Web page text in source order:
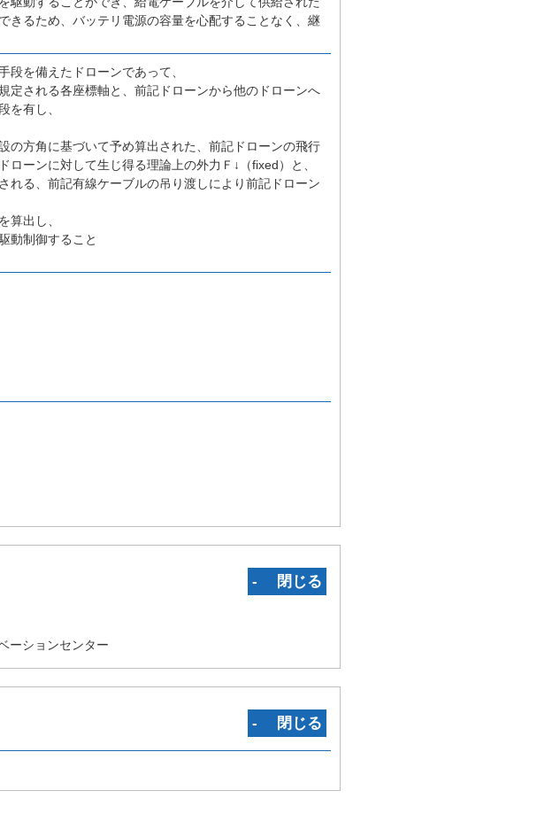
きるため、バッテリ電源の容量を心配することなく、継
を備えたドローンであって、
定される各座標軸と、前記ドローンから他のドローンへ
を有し、
の方角に基づいて予め算出された、前記ドローンの飛行
ーンに対して生じ得る理論上の外力Ｆ↓（fixed）と、
れる、前記有線ケーブルの吊り渡しにより前記ドローン
算出し、
動制御すること
‐ 閉じる
ーションセンター
‐ 閉じる
02 G05D1/08